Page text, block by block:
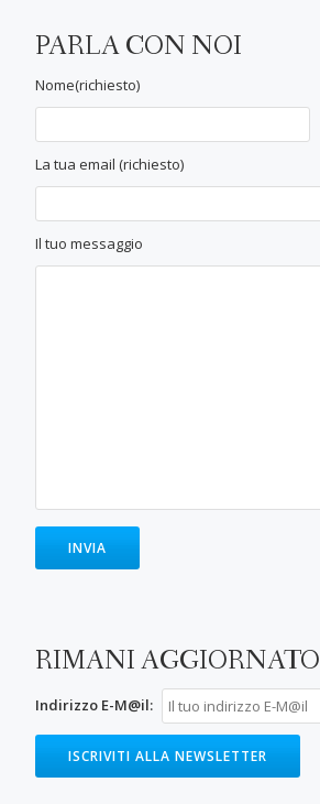
PARLA CON NOI
Nome(richiesto)
La tua email (richiesto)
Il tuo messaggio
RIMANI AGGIORNATO
Indirizzo E-M@il: